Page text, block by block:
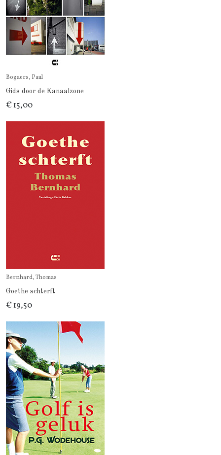
Bogaers, Paul
Gids door de Kanaalzone
€ 15,00
Bernhard, Thomas
Goethe schterft
€ 19,50